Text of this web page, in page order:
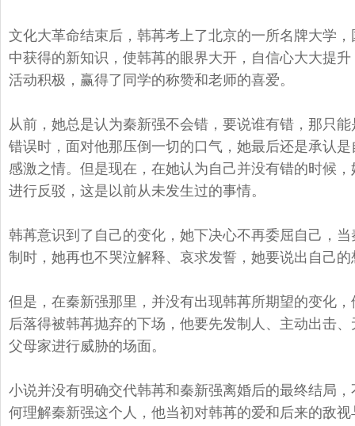
文化大革命结束后，韩苒考上了北京的一所名牌大学，
中获得的新知识， 使韩苒的眼界大开，自信心大大提
活动积极，赢得了同学的称赞和老师的喜爱。
从前，她总是认为秦新强不会错，要说谁有错，那只能
错误时， 面对他那压倒一切的口气，她最后还是承认
感激之情。但是现在， 在她认为自己并没有错的时候
进行反驳，这是以前从未发生过的事情。
韩苒意识到了自己的变化，她下决心不再委屈自己， 当
制时， 她再也不哭泣解释、哀求发誓，她要说出自己的
但是，在秦新强那里，并没有出现韩苒所期望的变化，
后落得被韩苒抛弃的下场，他要先发制人、主动出击、
父母家进行威胁的场面。
小说并没有明确交代韩苒和秦新强离婚后的最终结局，
何理解秦新强这个人， 他当初对韩苒的爱和后来的敌